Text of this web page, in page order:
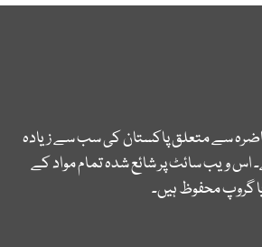
سے متعلق پاکستان کی سب سے زیادہ
ویب سائٹ پر شائع شدہ تمام مواد کے
گروپ محفوظ ہیں۔